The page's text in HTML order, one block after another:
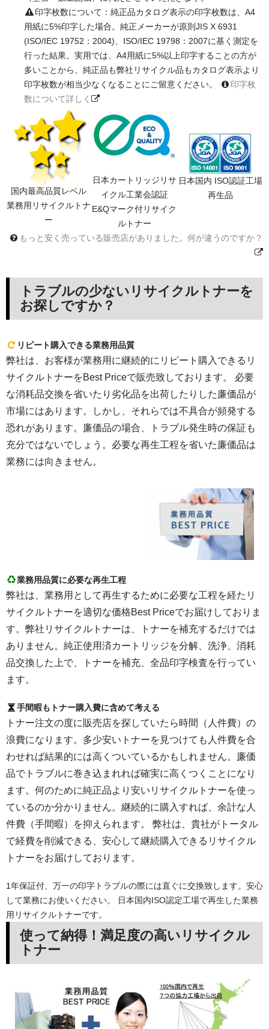
印字枚数について：純正品カタログ表示の印字枚数は、A4
用紙に5%印字した場合。純正メーカーが原則JIS X 6931
(ISO/IEC 19752：2004)、ISO/IEC 19798：2007に基く測定を
行った結果。実用では、A4用紙に5%以上印字することの方が
多いことから、純正品も弊社リサイクル品もカタログ表示より
印字枚数が相当少なくなることにご留意ください。
印字枚
数について詳しく
国内最高品質レベル
業務用リサイクルトナ
ー
日本カートリッジリサ
イクル工業会認証
E&Qマーク付リサイク
ルトナー
日本国内 ISO認証工場
再生品
もっと安く売っている販売店がありました。何が違うのですか？
トラブルの少ないリサイクルトナーを
お探しですか？
リピート購入できる業務用品質
弊社は、お客様が業務用に継続的にリピート購入できるリ
サイクルトナーをBest Priceで販売致しております。 必要
な消耗品交換を省いたり劣化品を出荷したりした廉価品が
市場にはあります。しかし、それらでは不具合が頻発する
恐れがあります。廉価品の場合、トラブル発生時の保証も
充分ではないでしょう。必要な再生工程を省いた廉価品は
業務には向きません。
業務用品質に必要な再生工程
弊社は、業務用として再生するために必要な工程を経たリ
サイクルトナーを適切な価格Best Priceでお届けしておりま
す。弊社リサイクルトナーは、トナーを補充するだけでは
ありません。純正使用済カートリッジを分解、洗浄、消耗
品交換した上で、トナーを補充、全品印字検査を行ってい
ます。
手間暇もトナー購入費に含めて考える
トナー注文の度に販売店を探していたら時間（人件費）の
浪費になります。多少安いトナーを見つけても人件費を合
わせれば結果的には高くついているかもしれません。廉価
品でトラブルに巻き込まれれば確実に高くつくことになり
ます。何のために純正品より安いリサイクルトナーを使っ
ているのか分かりません。継続的に購入すれば、余計な人
件費（手間暇）を抑えられます。 弊社は、貴社がトータル
で経費を削減できる、安心して継続購入できるリサイクル
トナーをお届けしております。
1年保証付、万一の印字トラブルの際には直ぐに交換致します。安心
して業務にお使いください。 日本国内ISO認定工場で再生した業務
用リサイクルトナーです。
使って納得！満足度の高いリサイクル
トナー